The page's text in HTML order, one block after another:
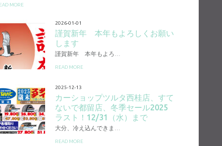
MORE
2026-01-01
謹賀新年 本年もよろしくお願い
します
謹賀新年 本年もよろ…
READ MORE
2025-12-13
カーショップツルタ西桂店、すて
ないで都留店、冬季セール2025
ラスト！12/31（水）まで
大分、冷え込んできま…
READ MORE